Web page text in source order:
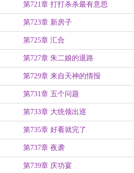
第721章 打打杀杀最有意思
第723章 新房子
第725章 汇合
第727章 朱二娘的退路
第729章 来自天神的情报
第731章 五个问题
第733章 大统领出巡
第735章 好看就完了
第737章 夜袭
第739章 庆功宴